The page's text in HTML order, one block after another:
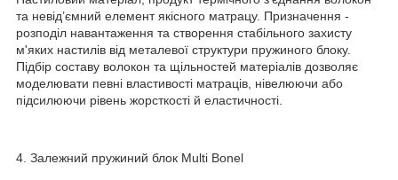
та невід’ємний елемент якісного матрацу. Призначення -
розподіл навантаження та створення стабільного захисту
м'яких настилів від металевої структури пружиного блоку.
Підбір составу волокон та щільностей матеріалів дозволяє
моделювати певні властивості матраців, нівелюючи або
підсилюючи рівень жорсткості й еластичності.
4. Залежний пружиний блок Multi Bonel